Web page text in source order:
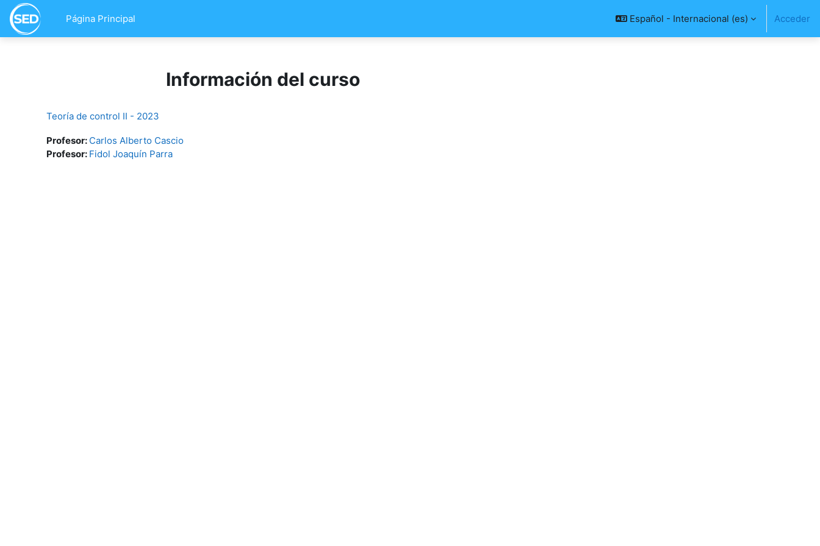
Salta al contenido principal
Página Principal
Español - Internacional ‎(es)‎ Acceder
Información del curso
Teoría de control II - 2023
Profesor: Carlos Alberto Cascio
Profesor: Fidol Joaquín Parra